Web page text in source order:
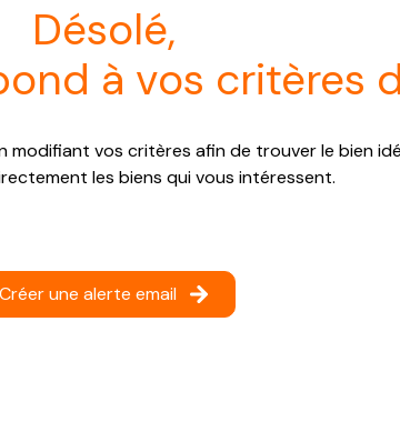
désolé,
à vos critères
modifiant vos critères afin de trouver le bien
les biens qui vous intéressent.
Créer une alerte email